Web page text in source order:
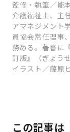
監修・執筆／能
介護福祉士、主
アマネジメント
員協会常任理事
務める。著書に
訂版』（ぎょう
イラスト／藤原
この記事